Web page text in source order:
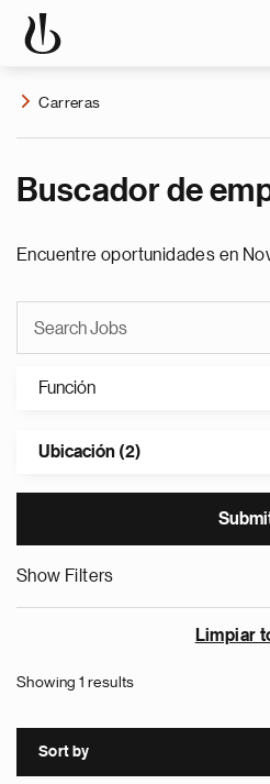
Carreras
Buscador de
Encuentre oportunidades en
Función
Ubicación (2)
Show Filters
Limpiar
Showing 1 results
Sort by